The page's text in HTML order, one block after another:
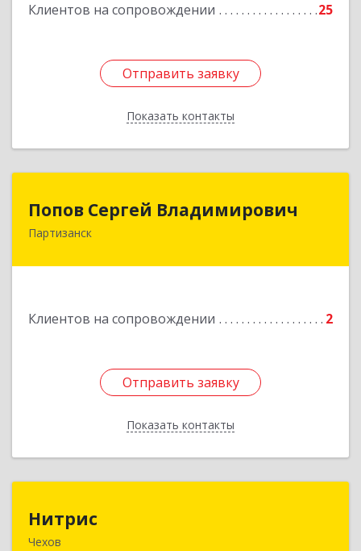
Клиентов на сопровождении 25
Отправить заявку
Показать контакты
Отправить заявку
Назад
Попов Сергей Владимирович
Партизанск
Клиентов на сопровождении 2
Отправить заявку
Показать контакты
Попов Сергей Владимирович
692922, Приморский край, г. Находка, ул.
Отправить заявку
Назад
Нитрис
Чехов
142350, Московская обл, Чехов м.о., Столбовая